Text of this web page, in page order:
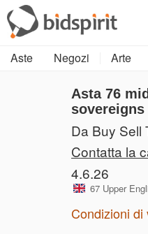
Aste Negozi Arte
Asta 76
Da Buy
Contatta la
4.6.26
67 Upper
Condizioni di